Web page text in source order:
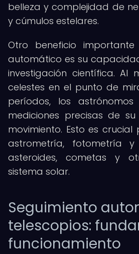
belleza y complejidad de
y cúmulos estelares.
Otro beneficio importante
automático es su
investigación científica. Al
celestes en el punto de
períodos, los
mediciones precisas de
movimiento. Esto es
astrometría, fotometría y
asteroides, cometas y
sistema solar.
Seguimiento
telescopios:
funcionamiento